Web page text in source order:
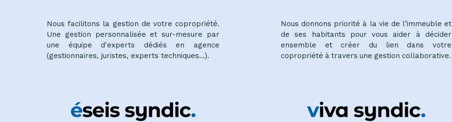
Nous facilitons la gestion de votre copropriété.
Une gestion personnalisée et sur-mesure par
une équipe d'experts dédiés en agence
(gestionnaires, juristes, experts techniques…).
Nous donnons priorité à la vie de l’immeuble et
de ses habitants pour vous aider à décider
ensemble et créer du lien dans votre
copropriété à travers une gestion collaborative.